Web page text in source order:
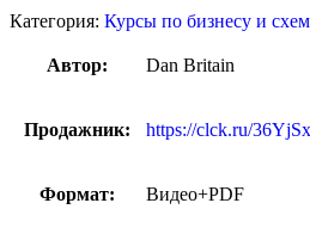
Категория: Курсы по бизнесу и
Автор: Dan Britain
Продажник: https://clck.ru/36YjSx
Формат: Видео+PDF